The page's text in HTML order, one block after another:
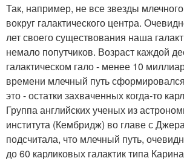
Так, например, не все звезды
вокруг галактического центра.
лет своего существования наша
немало попутчиков. Возраст каждой
галактическом гало - менее 10
времени млечный путь
это - остатки захваченных когда-то
Группа английских ученых из
института (Кембридж) во главе с
подсчитала, что млечный путь,
до 60 карликовых галактик типа